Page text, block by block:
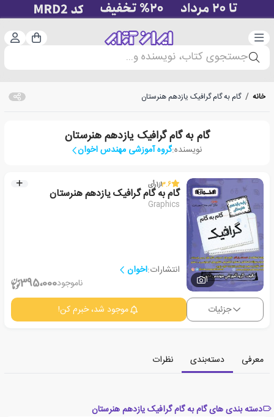
دسته‌بندی سبد
جستجوی کتاب، نویسنده و...
خانه / گام به گام گرافیک یازدهم هنرستان
گام به گام گرافیک یازدهم هنرستان
نویسنده:گروه آموزشی مهندس اخوان
1
3.6از1رأی
گام به گام گرافیک یازدهم هنرستان
Graphics
انتشارات:اخوان
ناموجود395،000
جزئیات موجود شد، خبرم کن!
معرفی دسته‌بندی نظرات
دسته بندی های گام به گام گرافیک یازدهم هنرستان